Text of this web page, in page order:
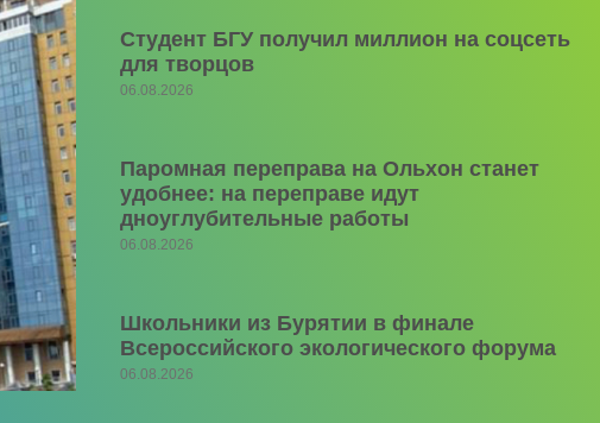
Студент БГУ получил миллион на соцсеть
для творцов
06.08.2026
Паромная переправа на Ольхон станет
удобнее: на переправе идут
дноуглубительные работы
06.08.2026
Школьники из Бурятии в финале
Всероссийского экологического форума
06.08.2026